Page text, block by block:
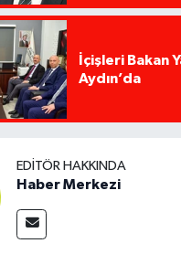
İçişleri Bakan
Aydın’da
EDITÖR HAKKINDA
Haber Merkezi